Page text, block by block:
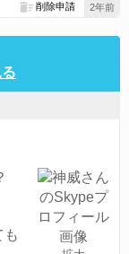
2年前
削除申請
も